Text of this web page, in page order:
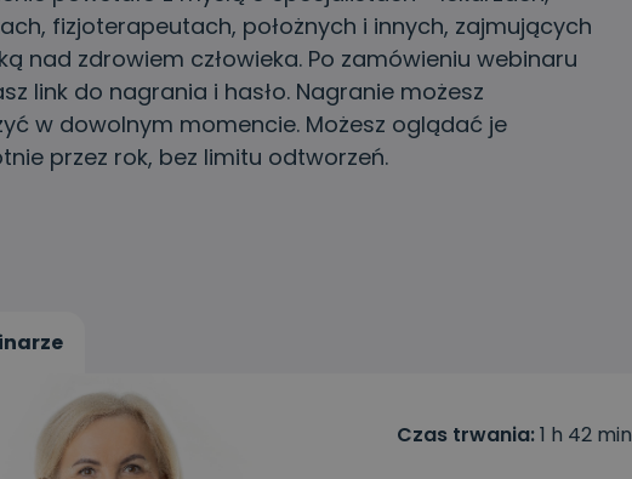
fizjoterapeutach, położnych i innych, zajmujących
nad zdrowiem człowieka. Po zamówieniu webinaru
link do nagrania i hasło. Nagranie możesz
w dowolnym momencie. Możesz oglądać je
przez rok, bez limitu odtworzeń.
Czas trwania:1 h 42 min